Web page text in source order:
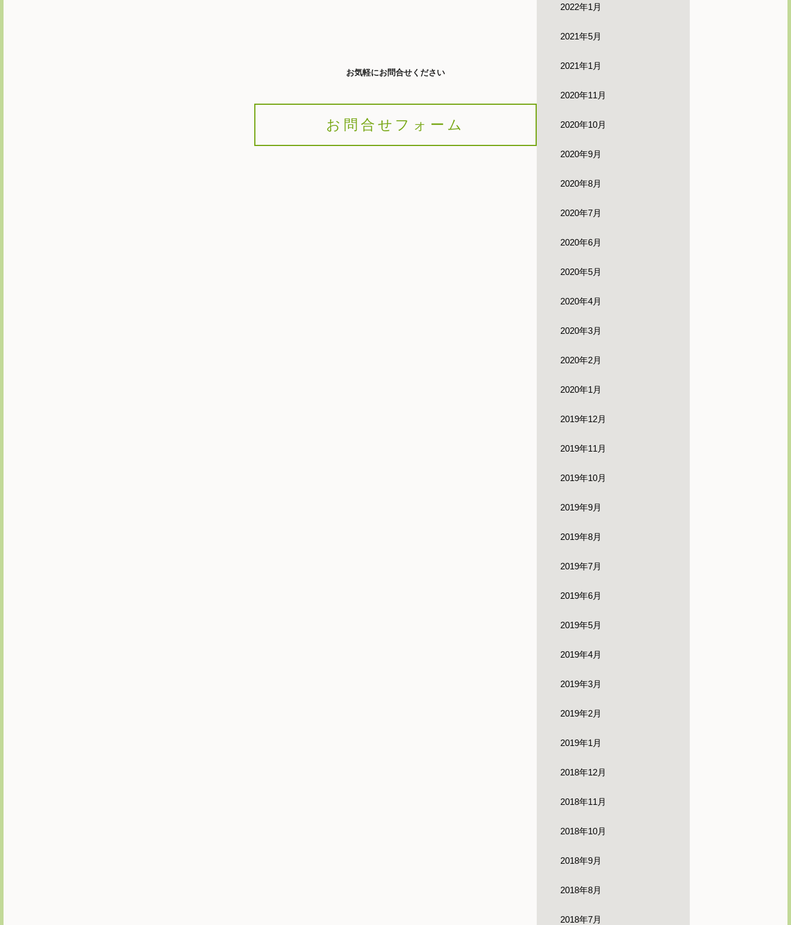
2022年1月
2021年5月
2021年1月
2020年11月
2020年10月
2020年9月
2020年8月
2020年7月
2020年6月
2020年5月
2020年4月
2020年3月
2020年2月
2020年1月
2019年12月
2019年11月
2019年10月
2019年9月
2019年8月
2019年7月
2019年6月
2019年5月
2019年4月
2019年3月
2019年2月
2019年1月
2018年12月
2018年11月
2018年10月
2018年9月
2018年8月
2018年7月
お気軽にお問合せください
お問合せフォーム